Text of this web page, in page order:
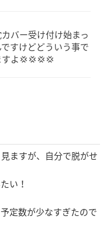
バー受け付け始まっ
すけどどういう事で
よ💢💢💢💢
ますが、自分で脱がせ
い！
定数が少なすぎたので